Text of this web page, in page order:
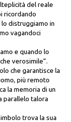
del reale
ricordando
lo distruggiamo in
vagandoci
e quando lo
verosimile”.
che garantisce la
più remoto
la memoria di un
parallelo talora
trova la sua